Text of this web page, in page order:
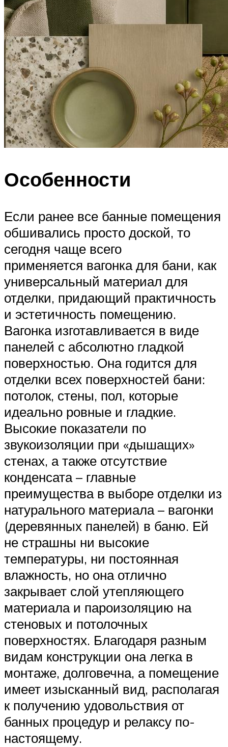
Особенности
Если ранее все банные помещения
обшивались просто доской, то
сегодня чаще всего
применяется вагонка для бани, как
универсальный материал для
отделки, придающий практичность
и эстетичность помещению.
Вагонка изготавливается в виде
панелей с абсолютно гладкой
поверхностью. Она годится для
отделки всех поверхностей бани:
потолок, стены, пол, которые
идеально ровные и гладкие.
Высокие показатели по
звукоизоляции при «дышащих»
стенах, а также отсутствие
конденсата – главные
преимущества в выборе отделки из
натурального материала – вагонки
(деревянных панелей) в баню. Ей
не страшны ни высокие
температуры, ни постоянная
влажность, но она отлично
закрывает слой утепляющего
материала и пароизоляцию на
стеновых и потолочных
поверхностях. Благодаря разным
видам конструкции она легка в
монтаже, долговечна, а помещение
имеет изысканный вид, располагая
к получению удовольствия от
банных процедур и релаксу по-
настоящему.